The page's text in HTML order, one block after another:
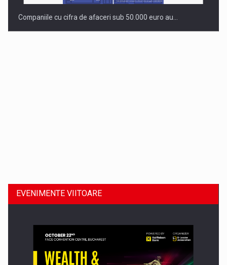
Companiile cu cifra de afaceri sub 50.000 euro au…
EVENIMENTE VIITOARE